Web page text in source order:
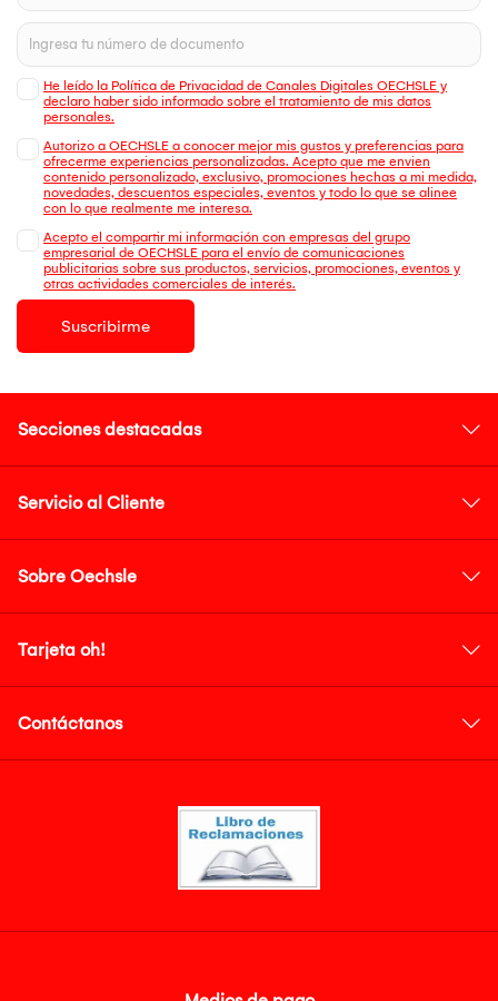
He leído la Política de Privacidad de Canales Digitales OECHSLE y
declaro haber sido informado sobre el tratamiento de mis datos
personales.
Autorizo a OECHSLE a conocer mejor mis gustos y preferencias para
ofrecerme experiencias personalizadas. Acepto que me envien
contenido personalizado, exclusivo, promociones hechas a mi medida,
novedades, descuentos especiales, eventos y todo lo que se alinee
con lo que realmente me interesa.
Acepto el compartir mi información con empresas del grupo
empresarial de OECHSLE para el envío de comunicaciones
publicitarias sobre sus productos, servicios, promociones, eventos y
otras actividades comerciales de interés.
Suscribirme
Secciones destacadas
Servicio al Cliente
Sobre Oechsle
Tarjeta oh!
Contáctanos